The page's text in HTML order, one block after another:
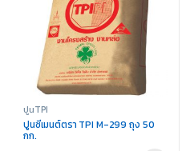
ปูนTPI
ปูนซีเมนต์ตรา TPI M-299 ถุง 50
กก.